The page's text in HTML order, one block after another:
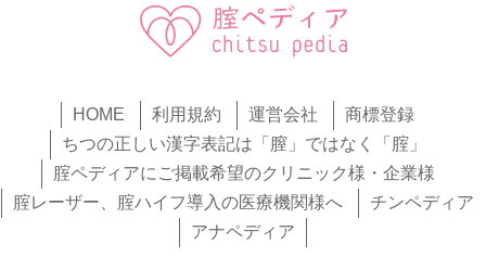
HOME 利用規約 運営会社
商標登録
ちつの正しい漢字表記は「膣」ではなく「腟」
腟ペディアにご掲載希望のクリニック様・企業様
腟レーザー、腟ハイフ導入の医療機関様へ
チンペディア
アナペディア